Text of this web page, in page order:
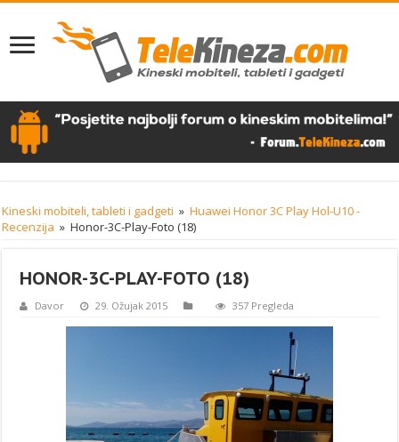
Kineski mobiteli, tableti i gadgeti » Huawei Honor 3C Play Hol-U10 -
Recenzija » Honor-3C-Play-Foto (18)
HONOR-3C-PLAY-FOTO (18)
Davor 29. Ožujak 2015 357 Pregleda